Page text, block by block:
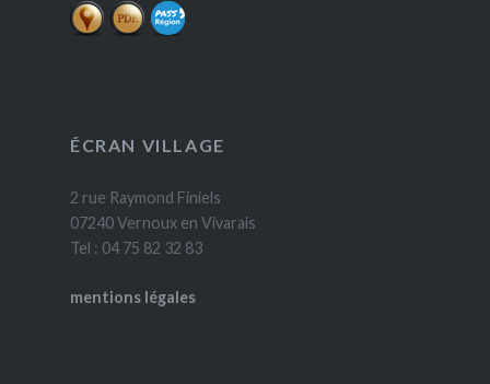
ÉCRAN VILLAGE
2 rue Raymond Finiels
07240 Vernoux en Vivarais
Tel : 04 75 82 32 83
mentions légales